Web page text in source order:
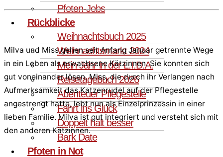
Pfoten-Jobs
Rückblicke
Weihnachtsbuch 2025
Weihnachtsmarkt 2024
Mein Jahr in der L.I.D.A.
Reisetagebuch 2026
Abenteuer Pflegestelle
Fahrt ins Glück
Doppelt hält besser
Bark Date
Pfoten in Not
Milva und Miss gehen seit Anfang Januar getrennte Wege
in ein Leben als erwachsene Kätzinnen. Sie konnten sich
gut voneinander lösen. Miss, die durch ihr Verlangen nach
Aufmerksamkeit das Katzenrudel auf der Pflegestelle
angestrengt hatte, lebt nun als Einzelprinzessin in einer
lieben Familie. Milva ist gut integriert und versteht sich mit
den anderen Kätzinnen.